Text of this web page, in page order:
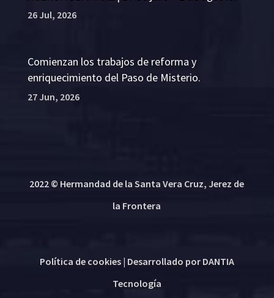
26 Jul, 2026
Comienzan los trabajos de reforma y
enriquecimiento del Paso de Misterio.
27 Jun, 2026
2022 © Hermandad de la Santa Vera Cruz, Jerez de
la Frontera
Política de cookies| Desarrollado por DANTIA
Tecnología